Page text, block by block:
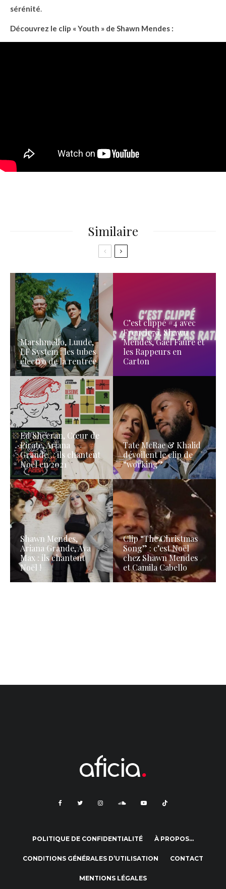
sérénité.
Découvrez le clip « Youth » de Shawn Mendes :
Similaire
Marshmello, Luude,
LF System : les tubes
électro de la rentrée
C’est clippé #4 avec
French 79, Shawn
Mendes, Gael Faure et
les Rappeurs en
Carton
Ed Sheeran, Cœur de
Pirate, Ariana
Grande… ils chantent
Noël en 2021
Tate McRae & Khalid
dévoilent le clip de
“working”
Shawn Mendes,
Ariana Grande, Ava
Max : ils chantent
Noël !
Clip “The Christmas
Song” : c’est Noël
chez Shawn Mendes
et Camila Cabello
POLITIQUE DE CONFIDENTIALITÉ À PROPOS…
CONDITIONS GÉNÉRALES D’UTILISATION CONTACT
MENTIONS LÉGALES